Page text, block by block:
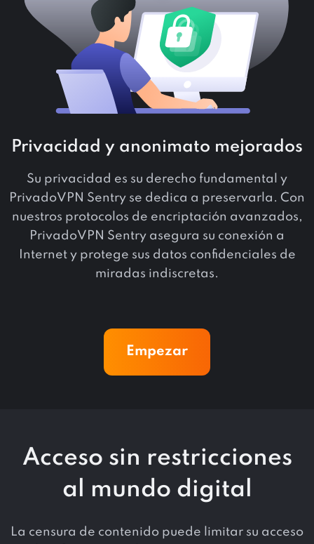
Privacidad y anonimato mejorados
Su privacidad es su derecho fundamental y
PrivadoVPN Sentry se dedica a preservarla. Con
nuestros protocolos de encriptación avanzados,
PrivadoVPN Sentry asegura su conexión a
Internet y protege sus datos confidenciales de
miradas indiscretas.
Empezar
Acceso sin restricciones
al mundo digital
La censura de contenido puede limitar su acceso